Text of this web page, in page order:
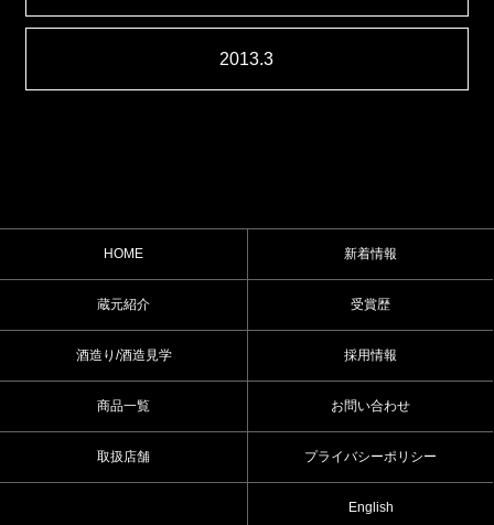
2013.3
HOME
蔵元紹介
酒造り/酒造見学
商品一覧
取扱店舗
新着情報
受賞歴
採用情報
お問い合わせ
プライバシーポリシー
English